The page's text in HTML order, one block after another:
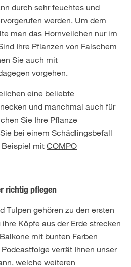
durch sehr feuchtes und
werden. Um dem
man das Hornveilchen nur im
Ihre Pflanzen von Falschem
Sie auch mit
vorgehen.
eine beliebte
und manchmal auch für
Sie Ihre Pflanze
bei einem Schädlingsbefall
mit COMPO
richtig pflegen
Tulpen gehören zu den ersten
Köpfe aus der Erde strecken
mit bunten Farben
verrät Ihnen unser
, welche weiteren